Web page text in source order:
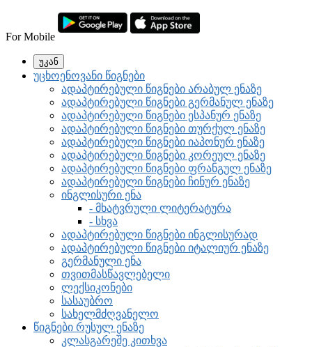
For Mobile
უკან
უცხოენოვანი წიგნები
ადაპტირებული წიგნები არაბულ ენაზე
ადაპტირებული წიგნები გერმანულ ენაზე
ადაპტირებული წიგნები ესპანურ ენაზე
ადაპტირებული წიგნები თურქულ ენაზე
ადაპტირებული წიგნები იაპონურ ენაზე
ადაპტირებული წიგნები კორეულ ენაზე
ადაპტირებული წიგნები ფრანგულ ენაზე
ადაპტირებული წიგნები ჩინურ ენაზე
ინგლისური ენა
- მხატვრული ლიტერატურა
- სხვა
ადაპტირებული წიგნები ინგლისურად
ადაპტირებული წიგნები იტალიურ ენაზე
გერმანული ენა
თვითმასწავლებელი
ლექსიკონები
სასაუბრო
სახელმძღვანელო
წიგნები რუსულ ენაზე
კლასგარეშე კითხვა